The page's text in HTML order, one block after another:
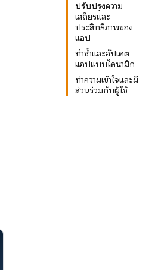
ปรับปรุงความ
เสถียรและ
ประสิทธิภาพของ
แอป
ทำซ้ำและอัปเดต
แอปแบบไดนามิก
ทำความเข้าใจและมี
ส่วนร่วมกับผู้ใช้